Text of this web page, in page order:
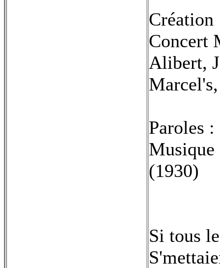
Création
Concert
Alibert,
Paroles
Musique
(1930)
Si tous